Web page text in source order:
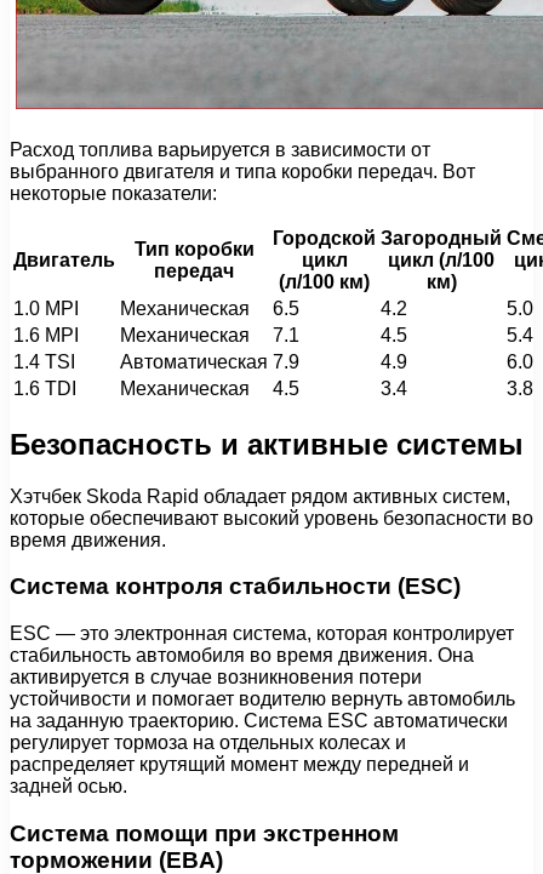
Расход топлива варьируется в зависимости от
выбранного двигателя и типа коробки передач. Вот
некоторые показатели:
Двигатель
Тип коробки
передач
Городской
цикл
(л/100 км)
Загородный
цикл (л/100
км)
1.0 MPI Механическая 6.5 4.2
5.0
1.6 MPI
Механическая 7.1 4.5
5.4
1.4 TSI
Автоматическая 7.9 4.9
6.0
1.6 TDI
Механическая 4.5 3.4 3.8
Безопасность и активные системы
Хэтчбек Skoda Rapid обладает рядом активных систем,
которые обеспечивают высокий уровень безопасности во
время движения.
Система контроля стабильности (ESC)
ESC — это электронная система, которая контролирует
стабильность автомобиля во время движения. Она
активируется в случае возникновения потери
устойчивости и помогает водителю вернуть автомобиль
на заданную траекторию. Система ESC автоматически
регулирует тормоза на отдельных колесах и
распределяет крутящий момент между передней и
задней осью.
Система помощи при экстренном
торможении (EBA)